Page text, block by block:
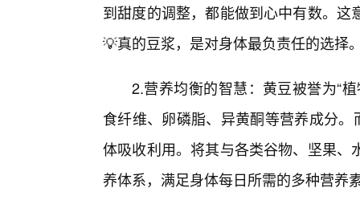
到甜度的调整，都能做到心中有数。
💡真的豆浆，是对身体最负责任的选择
2.营养均衡的智慧：黄豆被誉为“
食纤维、卵磷脂、异黄酮等营养成分
体吸收利用。将其与各类谷物、坚果
养体系，满足身体每日所需的多种营养